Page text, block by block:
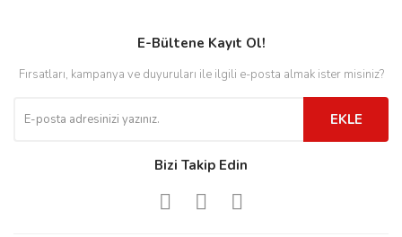
E-Bültene Kayıt Ol!
Fırsatları, kampanya ve duyuruları ile ilgili e-posta almak ister misiniz?
EKLE
Bizi Takip Edin